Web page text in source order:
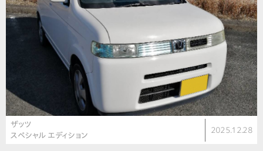
ザッツ
スペシャル エディション
2025.12.28